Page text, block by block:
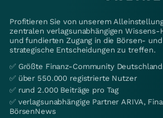
Profitieren Sie von unserem
zentralen verlagsunabhängigen
und fundierten Zugang in die Börsen-
strategische Entscheidungen zu treffen.
✅ Größte Finanz-Community
✅ über 550.000 registrierte Nutzer
✅ rund 2.000 Beiträge pro Tag
✅ verlagsunabhängige Partner ARIVA,
BörsenNews